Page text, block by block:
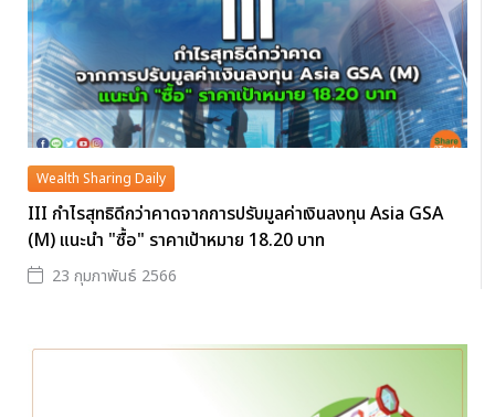
Wealth Sharing Daily
III กำไรสุทธิดีกว่าคาดจากการปรับมูลค่าเงินลงทุน Asia GSA
(M) แนะนำ "ซื้อ" ราคาเป้าหมาย 18.20 บาท
23 กุมภาพันธ์ 2566